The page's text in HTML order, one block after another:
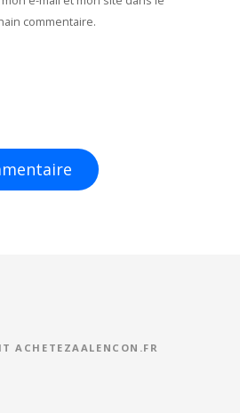
commentaire.
ACHETEZAALENCON.FR